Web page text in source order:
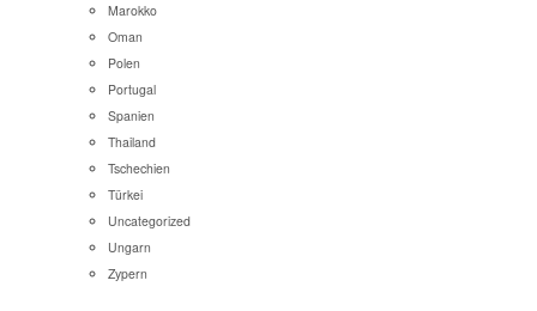
Marokko
Oman
Polen
Portugal
Spanien
Thailand
Tschechien
Türkei
Uncategorized
Ungarn
Zypern